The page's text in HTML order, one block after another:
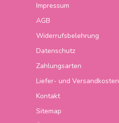
Impressum
AGB
Widerrufsbelehrung
Datenschutz
Zahlungsarten
Liefer- und Versandkosten
Kontakt
Sitemap